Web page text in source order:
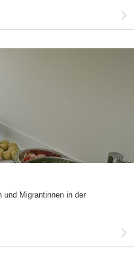
und Migrantinnen in der